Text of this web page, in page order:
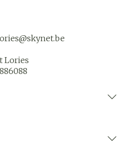
skynet.be
Lories